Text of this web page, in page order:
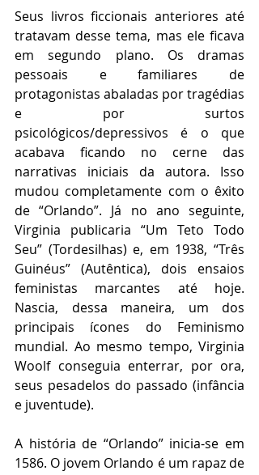
Seus livros ficcionais anteriores até
tratavam desse tema, mas ele ficava
em segundo plano. Os dramas
pessoais e familiares de
protagonistas abaladas por tragédias
e por surtos
psicológicos/depressivos é o que
acabava ficando no cerne das
narrativas iniciais da autora. Isso
mudou completamente com o êxito
de “Orlando”. Já no ano seguinte,
Virginia publicaria “Um Teto Todo
Seu” (Tordesilhas) e, em 1938, “Três
Guinéus” (Autêntica), dois ensaios
feministas marcantes até hoje.
Nascia, dessa maneira, um dos
principais ícones do Feminismo
mundial. Ao mesmo tempo, Virginia
Woolf conseguia enterrar, por ora,
seus pesadelos do passado (infância
e juventude).
A história de “Orlando” inicia-se em
1586. O jovem Orlando é um rapaz de